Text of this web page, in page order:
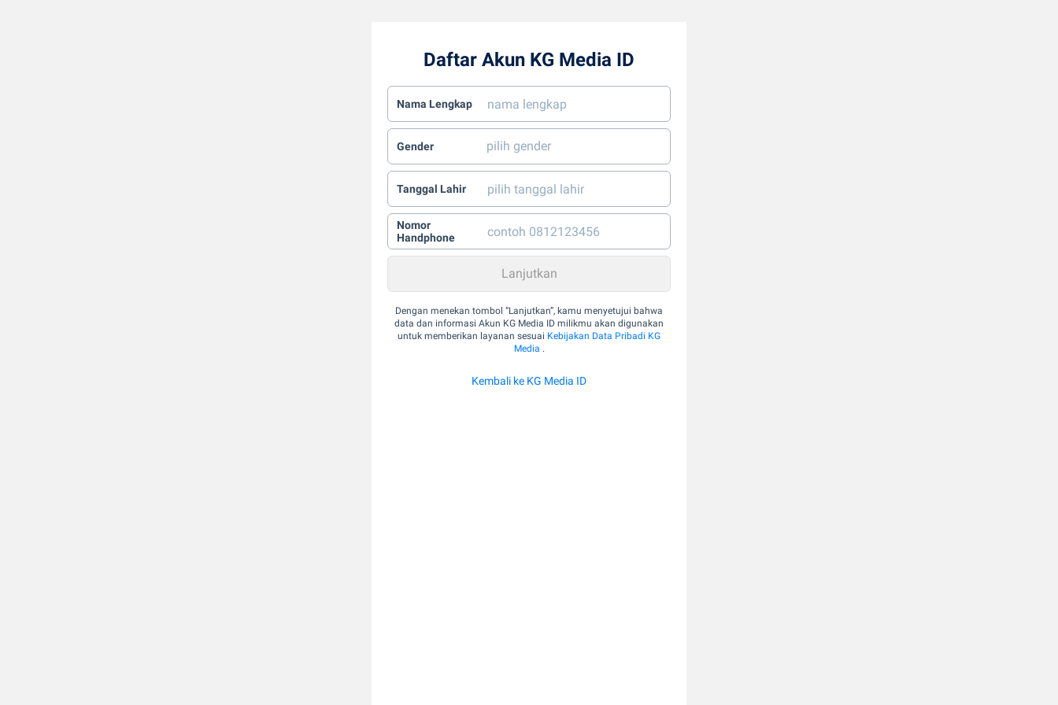
Daftar Akun KG Media ID
Nama Lengkap
Gender
Tanggal Lahir
Nomor
Handphone
Dengan menekan tombol “Lanjutkan”, kamu menyetujui bahwa
data dan informasi Akun KG Media ID milikmu akan digunakan
untuk memberikan layanan sesuai Kebijakan Data Pribadi KG
Media .
Kembali ke KG Media ID